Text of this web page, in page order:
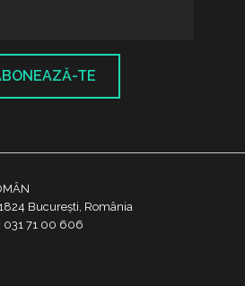
TE
București, România
031 71 00 606